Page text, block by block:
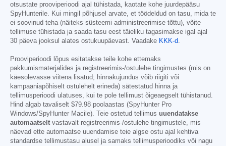
otsustate prooviperioodi ajal tühistada, kaotate kohe juurdepääsu
SpyHunterile. Kui mingil põhjusel arvate, et töödeldud on tasu, mida te
ei soovinud teha (näiteks süsteemi administreerimise tõttu), võite
tellimuse tühistada ja saada tasu eest täieliku tagasimakse igal ajal
30 päeva jooksul alates ostukuupäevast. Vaadake KKK-d.
Prooviperioodi lõpus esitatakse teile kohe ettemaks
pakkumismaterjalides ja registreerimis-/ostulehe tingimustes (mis on
käesolevasse viitena lisatud; hinnakujundus võib riigiti või
kampaaniapõhiselt ostulehelt erineda) sätestatud hinna ja
tellimusperioodi ulatuses, kui te pole tellimust õigeaegselt tühistanud.
Hind algab tavaliselt $79.98 poolaastas (SpyHunter Pro
Windows/SpyHunter Macile). Teie ostetud tellimus uuendatakse
automaatselt vastavalt registreerimis-/ostulehe tingimustele, mis
näevad ette automaatse uuendamise teie algse ostu ajal kehtiva
standardse tellimustasu alusel ja samaks tellimusperioodiks või nagu